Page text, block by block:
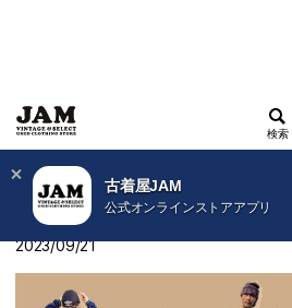
古着屋JAM
公式オンラインストアアプリ
検索
古着屋JAM WEB
KNIT 2023AW STYLING
2023/09/21